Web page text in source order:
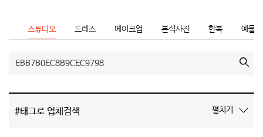
스튜디오 드레스 메이크업 본식사진 한복 예물
#태그로 업체검색 펼치기